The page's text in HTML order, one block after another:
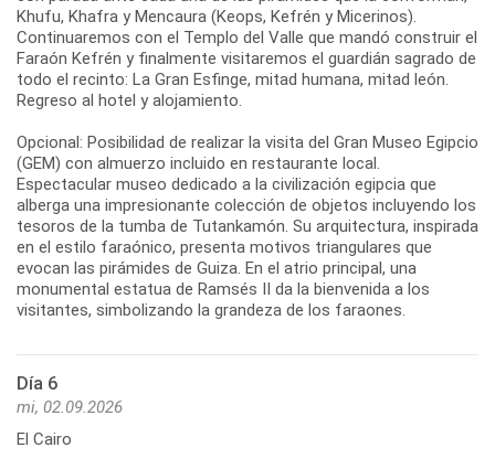
Khufu, Khafra y Mencaura (Keops, Kefrén y Micerinos).
Continuaremos con el Templo del Valle que mandó construir el
Faraón Kefrén y finalmente visitaremos el guardián sagrado de
todo el recinto: La Gran Esfinge, mitad humana, mitad león.
Regreso al hotel y alojamiento.
Opcional: Posibilidad de realizar la visita del Gran Museo Egipcio
(GEM) con almuerzo incluido en restaurante local.
Espectacular museo dedicado a la civilización egipcia que
alberga una impresionante colección de objetos incluyendo los
tesoros de la tumba de Tutankamón. Su arquitectura, inspirada
en el estilo faraónico, presenta motivos triangulares que
evocan las pirámides de Guiza. En el atrio principal, una
monumental estatua de Ramsés II da la bienvenida a los
visitantes, simbolizando la grandeza de los faraones.
Día 6
mi, 02.09.2026
El Cairo